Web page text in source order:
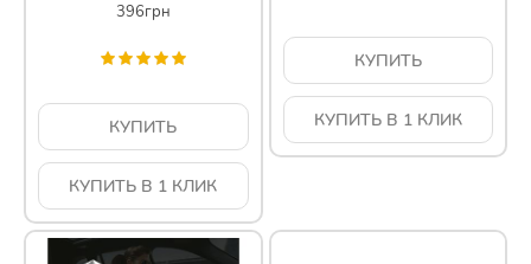
396грн
КУПИТЬ
КУПИТЬ В 1 КЛИК
КУПИТЬ
КУПИТЬ В 1 КЛИК